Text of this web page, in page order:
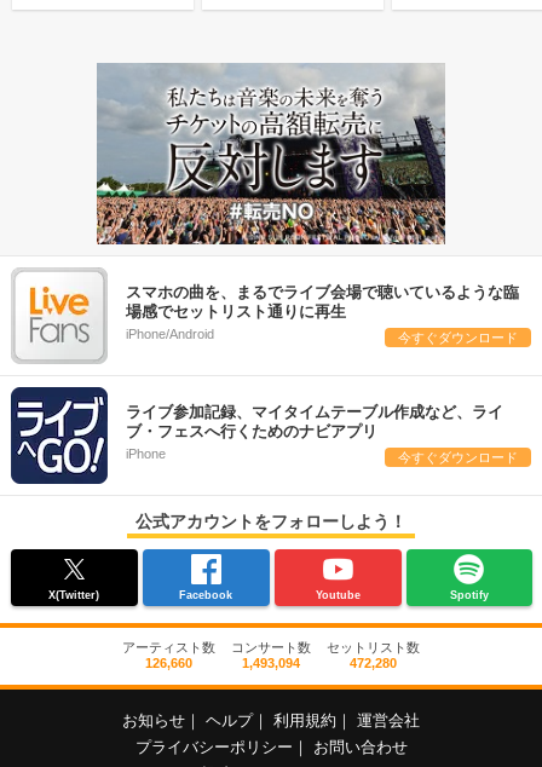
スマホの曲を、まるでライブ会場で聴いているような臨
場感でセットリスト通りに再生
iPhone/Android 今すぐダウンロード
ライブ参加記録、マイタイムテーブル作成など、ライ
ブ・フェスへ行くためのナビアプリ
iPhone 今すぐダウンロード
公式アカウントをフォローしよう！
X(Twitter) Facebook Youtube Spotify
アーティスト数
126,660
コンサート数
1,493,094
セットリスト数
472,280
お知らせ ヘルプ 利用規約
運営会社
プライバシーポリシー
お問い合わせ